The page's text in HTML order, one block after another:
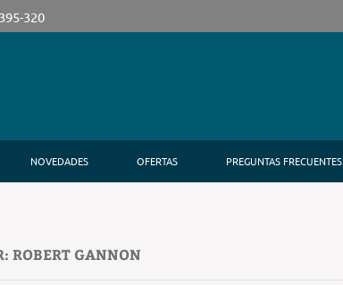
320
NOVEDADES OFERTAS PREGUNTAS FRECUENTES
ROBERT GANNON